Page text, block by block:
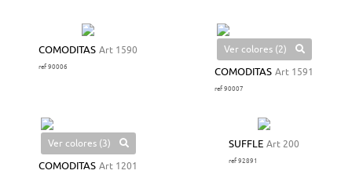
COMODITAS Art 1590
ref 90006
Ver colores (2)
COMODITAS Art 1591
ref 90007
Ver colores (3)
COMODITAS Art 1201
SUFFLE Art 200
ref 92891